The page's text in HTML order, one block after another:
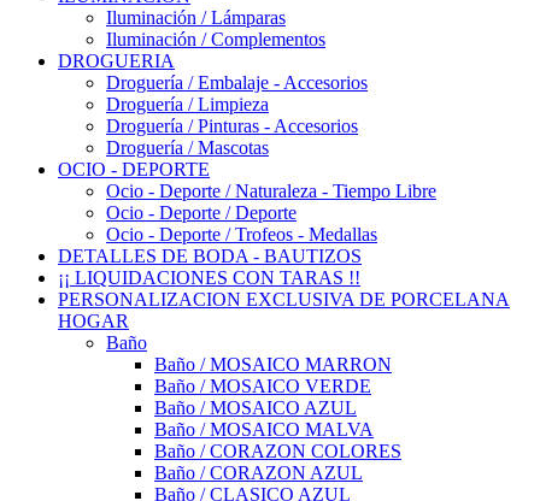
Iluminación / Lámparas
Iluminación / Complementos
DROGUERIA
Droguería / Embalaje - Accesorios
Droguería / Limpieza
Droguería / Pinturas - Accesorios
Droguería / Mascotas
OCIO - DEPORTE
Ocio - Deporte / Naturaleza - Tiempo Libre
Ocio - Deporte / Deporte
Ocio - Deporte / Trofeos - Medallas
DETALLES DE BODA - BAUTIZOS
¡¡ LIQUIDACIONES CON TARAS !!
PERSONALIZACION EXCLUSIVA DE PORCELANA
HOGAR
Baño
Baño / MOSAICO MARRON
Baño / MOSAICO VERDE
Baño / MOSAICO AZUL
Baño / MOSAICO MALVA
Baño / CORAZON COLORES
Baño / CORAZON AZUL
Baño / CLASICO AZUL